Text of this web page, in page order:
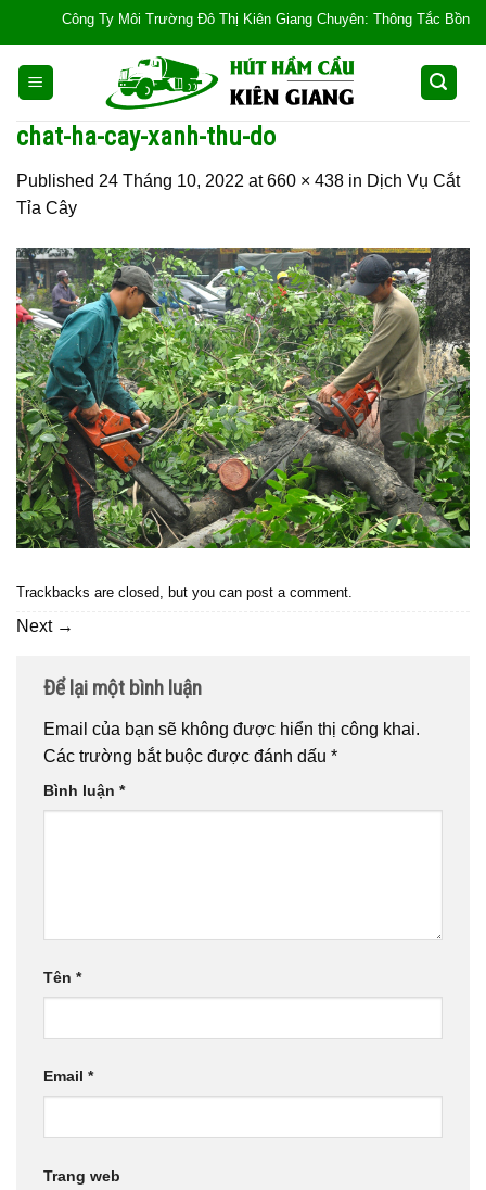
content
Công Ty Môi Trường Đô Thị Kiên Giang Chuyên: Thông Tắc Bồn
chat-ha-cay-xanh-thu-do
Published 24 Tháng 10, 2022 at660 × 438 in Dịch Vụ Cắt
Tỉa Cây
Trackbacks are closed, but you can post a comment
Next →
Để lại một bình luận
Email của bạn sẽ không được hiển thị công khai.
Các trường bắt buộc được đánh dấu *
Bình luận *
Tên *
Email *
Trang web